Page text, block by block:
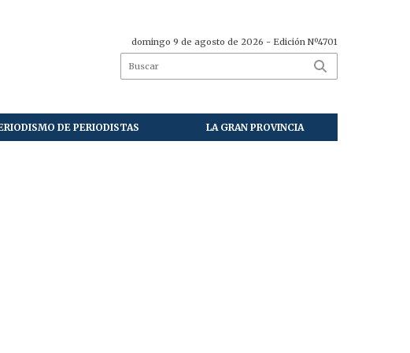
domingo 9 de agosto de 2026 - Edición Nº4701
DE PERIODISTAS LA GRAN PROVINCIA